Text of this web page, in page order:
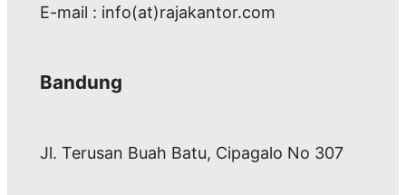
E-mail : info(at)rajakantor.com
Bandung
Jl. Terusan Buah Batu, Cipagalo No 307